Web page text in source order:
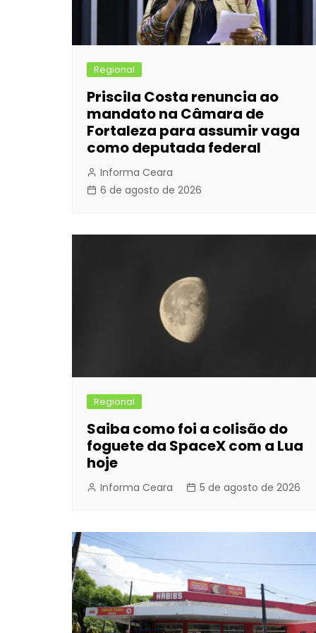
Regional
Priscila Costa renuncia ao
mandato na Câmara de
Fortaleza para assumir vaga
como deputada federal
Informa Ceara
6 de agosto de 2026
Regional
Saiba como foi a colisão do
foguete da SpaceX com a Lua
hoje
Informa Ceara 5 de agosto de 2026